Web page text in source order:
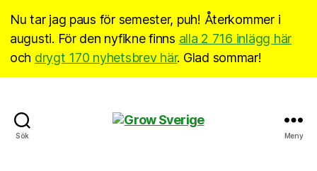
Nu tar jag paus för semester, puh! Återkommer i
augusti. För den nyfikne finns alla 2 716 inlägg här
och drygt 170 nyhetsbrev här. Glad sommar!
Sök Meny